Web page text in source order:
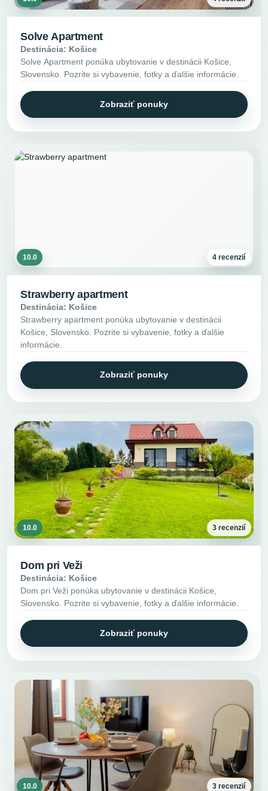
Solve Apartment
Destinácia: Košice
Solve Apartment ponúka ubytovanie v destinácii Košice,
Slovensko. Pozrite si vybavenie, fotky a ďalšie informácie.
Zobraziť ponuky
10.0 4 recenzií
Strawberry apartment
Destinácia: Košice
Strawberry apartment ponúka ubytovanie v destinácii
Košice, Slovensko. Pozrite si vybavenie, fotky a ďalšie
informácie.
Zobraziť ponuky
10.0 3 recenzií
Dom pri Veži
Destinácia: Košice
Dom pri Veži ponúka ubytovanie v destinácii Košice,
Slovensko. Pozrite si vybavenie, fotky a ďalšie informácie.
Zobraziť ponuky
10.0 3 recenzií